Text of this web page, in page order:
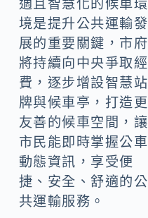
適且智慧化的候車環
境是提升公共運輸發
展的重要關鍵，市府
將持續向中央爭取經
費，逐步增設智慧站
牌與候車亭，打造更
友善的候車空間，讓
市民能即時掌握公車
動態資訊，享受便
捷、安全、舒適的公
共運輸服務。